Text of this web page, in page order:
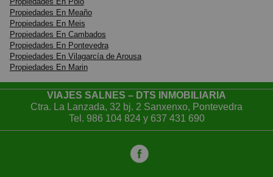
Propiedades En Meaño
Propiedades En Meis
Propiedades En Cambados
Propiedades En Pontevedra
Propiedades En Vilagarcía de Arousa
Propiedades En Marin
VIAJES SALNES – DTS INMOBILIARIA
Ctra. La Lanzada, 32 bj. 2 Sanxenxo, Pontevedra
Tel. 986 104 824 y 637 431 690